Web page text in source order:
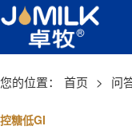
您的位置： 首页 > 问
控糖低GI